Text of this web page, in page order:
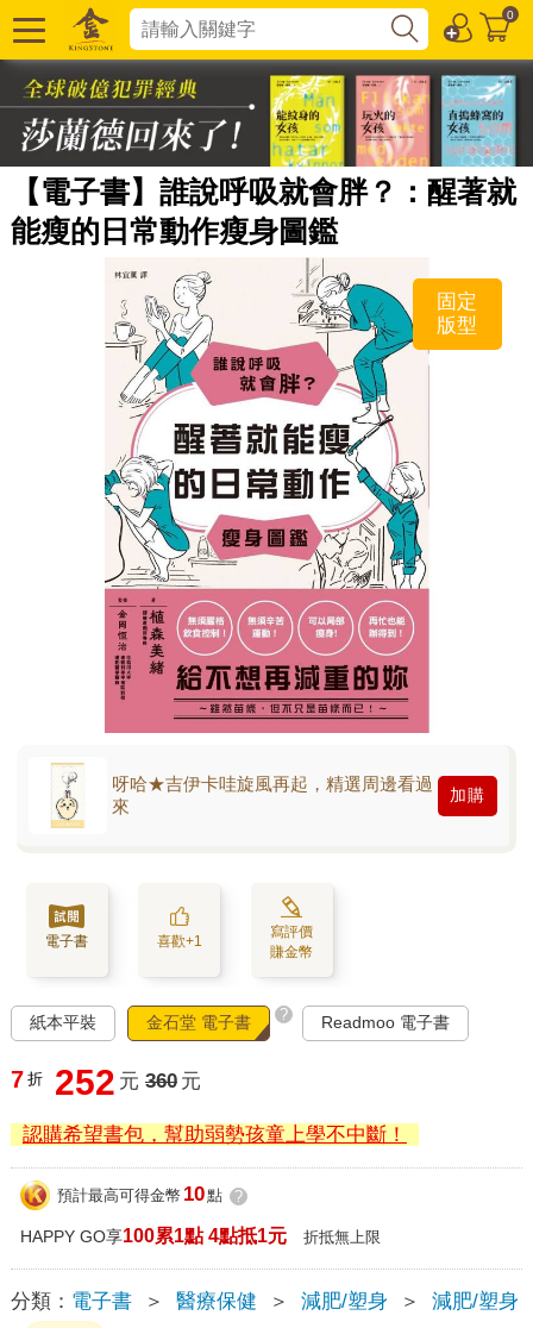
0
【電子書】誰說呼吸就會胖？：醒著就
能瘦的日常動作瘦身圖鑑
固定
版型
呀哈★吉伊卡哇旋風再起，精選周邊看過
來
加購
電子書 喜歡+1
寫評價
賺金幣
紙本平裝 金石堂 電子書 ? Readmoo 電子書
7 折 252 元 360 元
認購希望書包，幫助弱勢孩童上學不中斷！
預計最高可得金幣 10點 ?
HAPPY GO享100累1點 4點抵1元 折抵無上限
分類： 電子書 ＞ 醫療保健 ＞ 減肥/塑身 ＞ 減肥/塑身